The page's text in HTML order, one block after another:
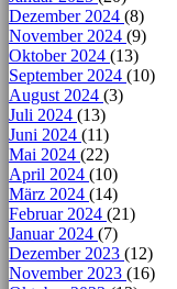
Dezember 2024 (8)
November 2024 (9)
Oktober 2024 (13)
September 2024 (10)
August 2024 (3)
Juli 2024 (13)
Juni 2024 (11)
Mai 2024 (22)
April 2024 (10)
März 2024 (14)
Februar 2024 (21)
Januar 2024 (7)
Dezember 2023 (12)
November 2023 (16)